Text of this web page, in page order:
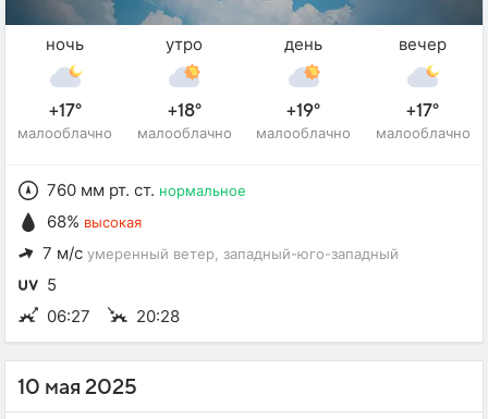
ночь
+17°
малооблачно
утро
+18°
малооблачно
день
+19°
малооблачно
вечер
+17°
малооблачно
760 мм рт. ст. нормальное
68% высокая
7 м/с умеренный ветер , западный-юго-западный
5
06:27
20:28
10 мая 2025